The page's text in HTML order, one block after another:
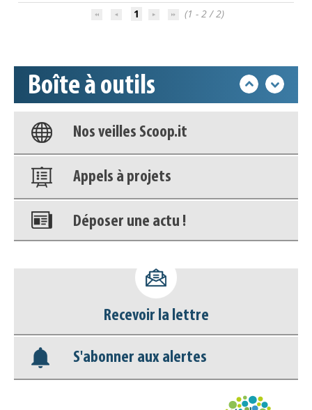
1 (1 - 2 / 2)
Boîte à outils
Base documentaire
Nos veilles Scoop.it
Appels à projets
Déposer une actu !
déconnecter)
Base documentaire
Nos veilles Scoop.it
Recevoir la lettre
S'abonner aux alertes